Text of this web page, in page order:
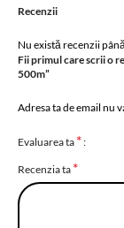
Recenzii
Nu există recenzii
Fii primul care scrii o
500m”
Adresa ta de email nu
Evaluarea ta *
Recenzia ta *